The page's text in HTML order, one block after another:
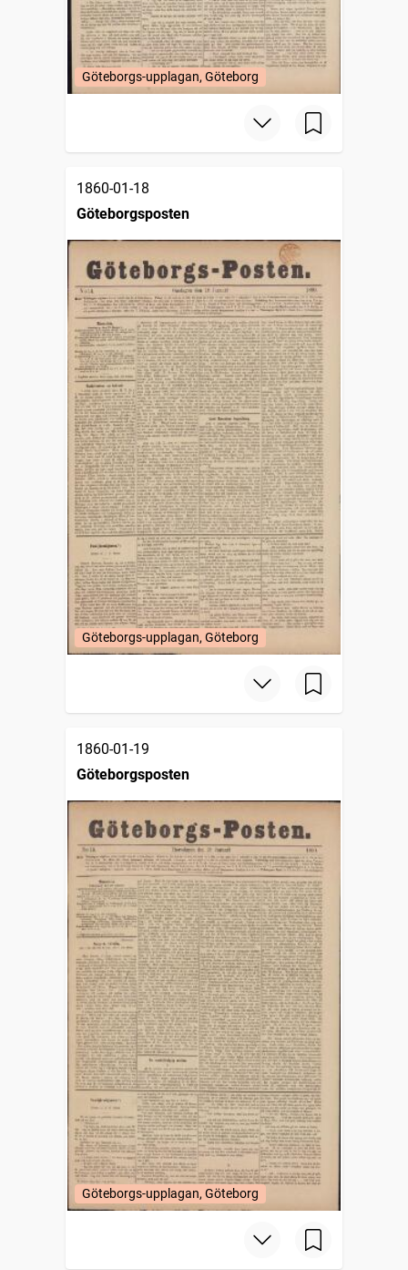
Göteborgs-upplagan, Göteborg
1860-01-18
Göteborgsposten
Göteborgs-upplagan, Göteborg
1860-01-19
Göteborgsposten
Göteborgs-upplagan, Göteborg